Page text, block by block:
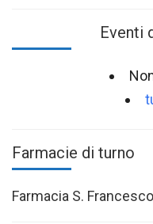
Eventi
Farmacie di turno
Farmacia S.